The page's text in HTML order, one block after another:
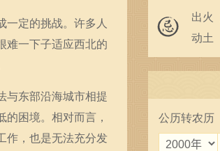
一定的挑战。许多人
难一下子适应西北的
与东部沿海城市相提
困境。相对而言，
作，也是无法充分发
出火
动土
公历转农历